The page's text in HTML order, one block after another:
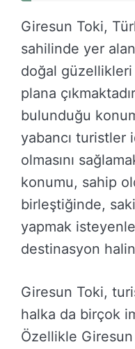
Giresun Toki,
sahilinde yer
doğal güzellikleri
plana
bulunduğu
yabancı turistler
olmasını
konumu, sahip
birleştiğinde,
yapmak
destinasyon
Giresun Toki,
halka da birçok
Özellikle Giresun